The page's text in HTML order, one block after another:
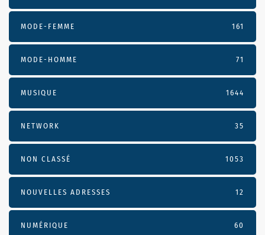
MODE-FEMME 161
MODE-HOMME 71
MUSIQUE 1644
NETWORK 35
NON CLASSÉ 1053
NOUVELLES ADRESSES 12
NUMÉRIQUE 60